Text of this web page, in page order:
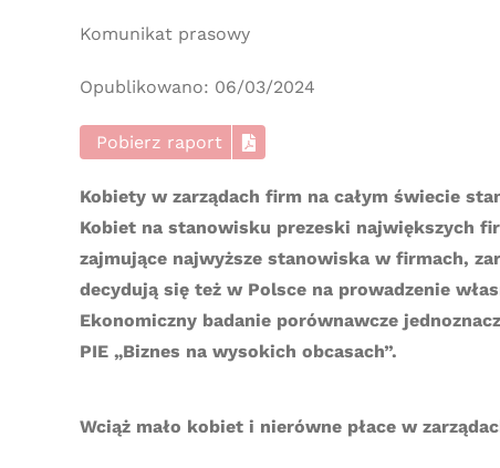
Komunikat prasowy
Opublikowano: 06/03/2024
Pobierz raport
Kobiety w zarządach firm na całym świecie
Kobiet na stanowisku prezeski największych
zajmujące najwyższe stanowiska w firmach,
decydują się też w Polsce na prowadzenie
Ekonomiczny badanie porównawcze
PIE „Biznes na wysokich obcasach”.
Wciąż mało kobiet i nierówne płace w